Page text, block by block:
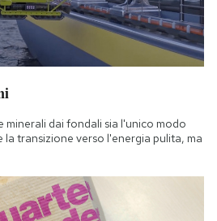
minerali dai fondali sia l'unico modo
la transizione verso l'energia pulita, ma